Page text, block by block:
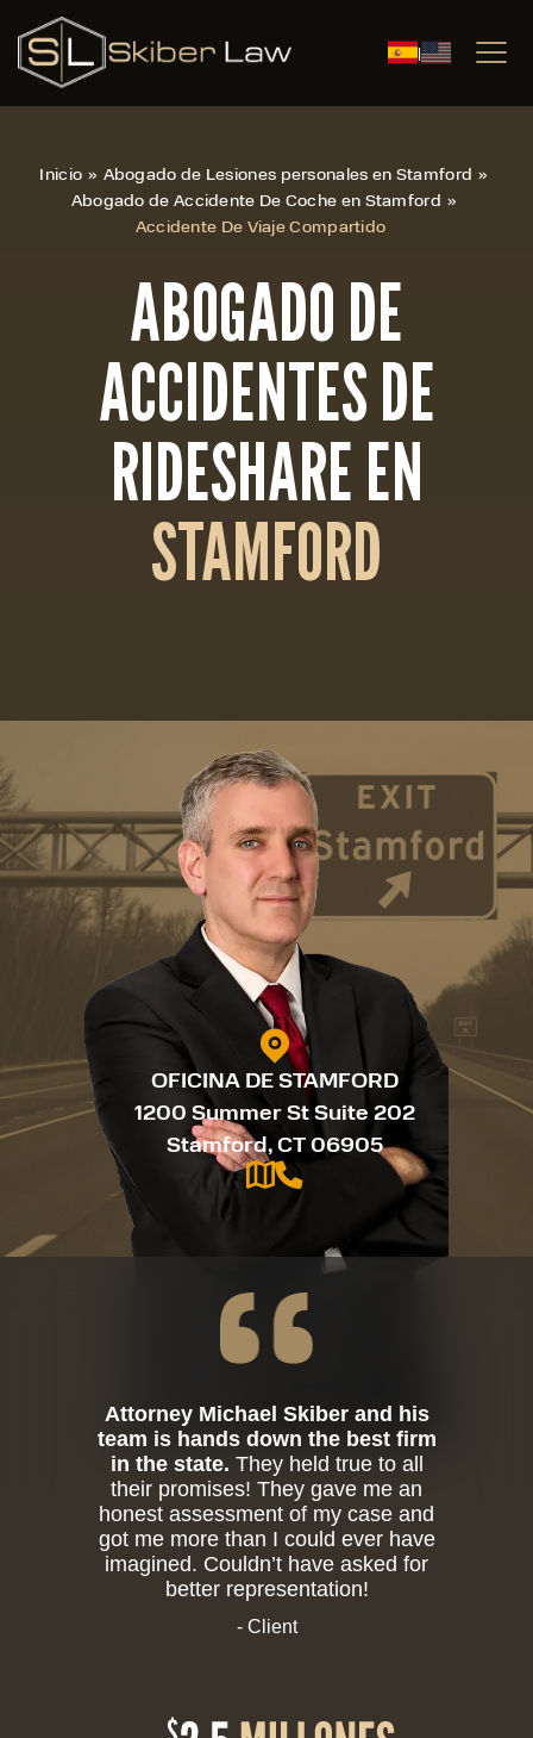
|
Inicio » Abogado de Lesiones personales en Stamford »
Abogado de Accidente De Coche en Stamford »
Accidente De Viaje Compartido
ABOGADO DE
ACCIDENTES DE
RIDESHARE EN
STAMFORD
OFICINA DE STAMFORD
1200 Summer St Suite 202
Stamford, CT 06905
Attorney Michael Skiber and his
team is hands down the best firm
in the state. They held true to all
their promises! They gave me an
honest assessment of my case and
got me more than I could ever have
imagined. Couldn’t have asked for
better representation!
- Client